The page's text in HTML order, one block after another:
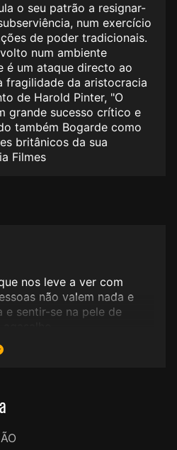
o seu patrão a resignar-
num exercício
de poder tradicionais.
num ambiente
é um ataque directo ao
fragilidade da aristocracia
de Harold Pinter, "O
grande sucesso crítico e
também Bogarde como
britânicos da sua
Filmes
nos leve a ver com
não valem nada e
e sentir-se na pele de